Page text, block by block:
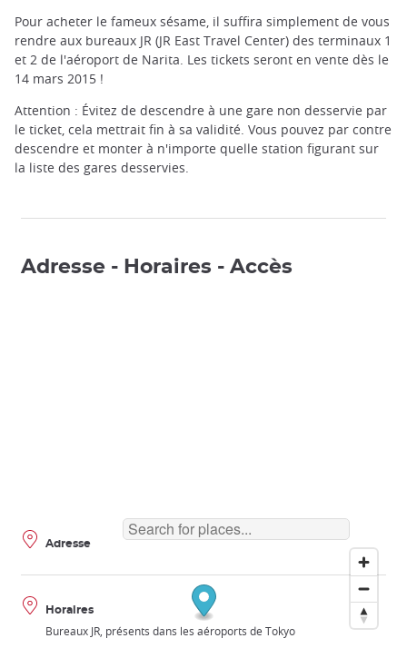
Pour acheter le fameux sésame, il suffira simplement de vous
rendre aux bureaux JR (JR East Travel Center) des terminaux 1
et 2 de l'aéroport de Narita. Les tickets seront en vente dès le
14 mars 2015 !
Attention : Évitez de descendre à une gare non desservie par
le ticket, cela mettrait fin à sa validité. Vous pouvez par contre
descendre et monter à n'importe quelle station figurant sur
la liste des gares desservies.
Adresse - Horaires - Accès
Adresse
Horaires
Bureaux JR, présents dans les aéroports de Tokyo